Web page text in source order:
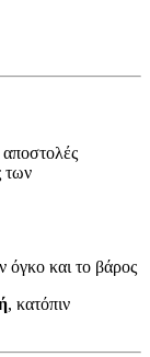
αποστολές
των
όγκο και το βάρος
, κατόπιν